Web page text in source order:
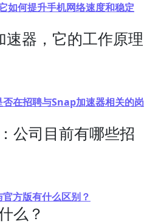
如何提升手机网络速度和稳定
器，它的工作原理
在招聘与Snap加速器相关的岗
公司目前有哪些招
方版有什么区别？
么？